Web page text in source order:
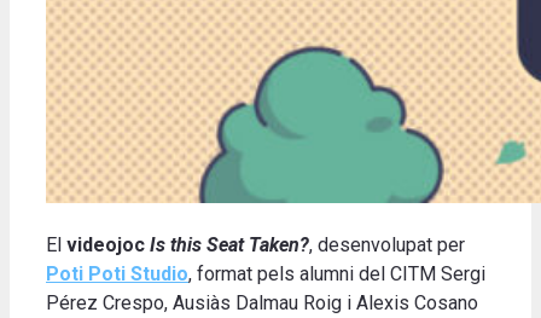
El videojoc Is this Seat Taken?, desenvolupat per
Poti Poti Studio, format pels alumni del CITM Sergi
Pérez Crespo, Ausiàs Dalmau Roig i Alexis Cosano